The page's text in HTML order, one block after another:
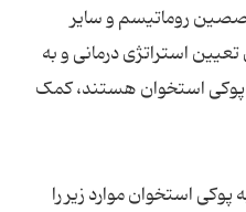
روماتیسم و سایر
استراتژی درمانی و به
پوکی استخوان هستند، کمک
استخوان موارد زیر را